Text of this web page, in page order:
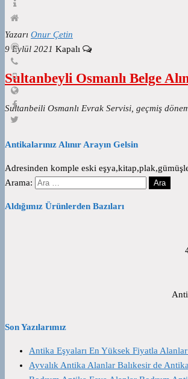
Yazarı Onur Çetin
9 Eylül 2021 Kapalı
Sultanbeyli Osmanlı Belge
Sultanbeili Osmanlı Evrak Servisi, geçmiş
Antikalarınız Alınır Arayın Gelsin
Adresinden komple eski
Arama:
Aldığımız Ürünlerden Bazıları
Son Yazılarımız
Antika Eşyaları En Yüksek Fiyatla
Ayvalık Antika Alanlar Balıkesir de Antika